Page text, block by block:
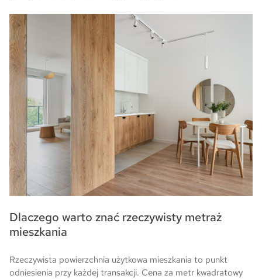
Dlaczego warto znać rzeczywisty metraż
mieszkania
Rzeczywista powierzchnia użytkowa mieszkania to punkt
odniesienia przy każdej transakcji. Cena za metr kwadratowy